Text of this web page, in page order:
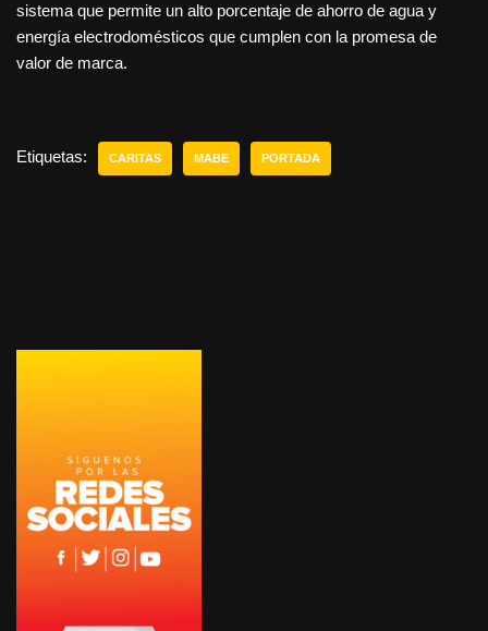
sistema que permite un alto porcentaje de ahorro de agua y
energía electrodomésticos que cumplen con la promesa de
valor de marca.
Etiquetas: CARITAS MABE PORTADA